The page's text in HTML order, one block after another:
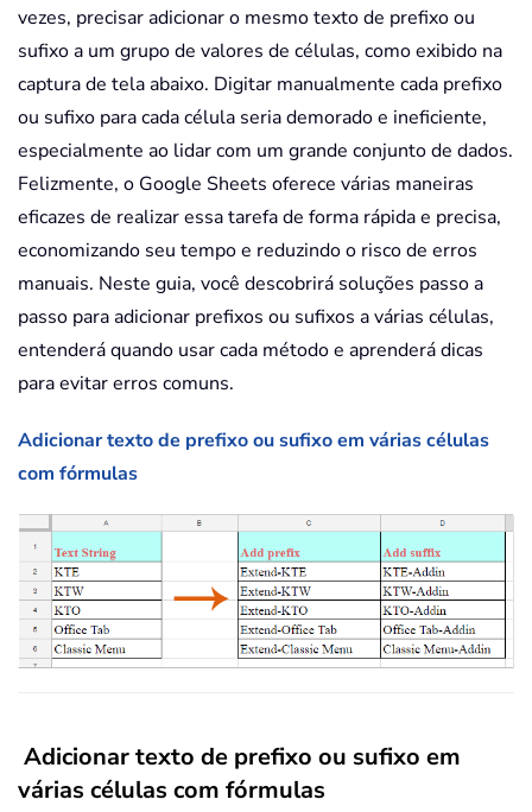
vezes, precisar adicionar o mesmo texto de prefixo ou
sufixo a um grupo de valores de células, como exibido na
captura de tela abaixo. Digitar manualmente cada prefixo
ou sufixo para cada célula seria demorado e ineficiente,
especialmente ao lidar com um grande conjunto de dados.
Felizmente, o Google Sheets oferece várias maneiras
eficazes de realizar essa tarefa de forma rápida e precisa,
economizando seu tempo e reduzindo o risco de erros
manuais. Neste guia, você descobrirá soluções passo a
passo para adicionar prefixos ou sufixos a várias células,
entenderá quando usar cada método e aprenderá dicas
para evitar erros comuns.
Adicionar texto de prefixo ou sufixo em várias células
com fórmulas
Adicionar texto de prefixo ou sufixo em
várias células com fórmulas